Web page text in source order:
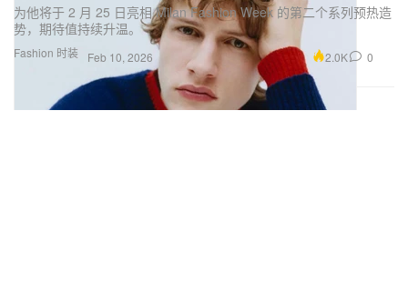
Fashion 时装
为他将于 2 月 25 日亮相 Milan Fashion Week 的第二个系列预热造
势，期待值持续升温。
Feb 10, 2026 2.0K 0